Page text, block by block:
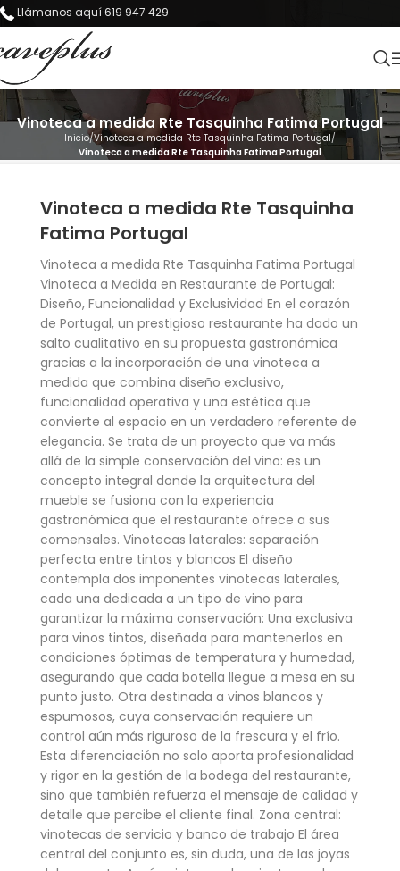
Llámanos aquí 619 947 429
Vinoteca a medida Rte Tasquinha Fatima Portugal
Inicio Vinoteca a medida Rte Tasquinha Fatima Portugal
Vinoteca a medida Rte Tasquinha Fatima Portugal
Vinoteca a medida Rte Tasquinha
Fatima Portugal
Vinoteca a medida Rte Tasquinha Fatima Portugal
Vinoteca a Medida en Restaurante de Portugal:
Diseño, Funcionalidad y Exclusividad En el corazón
de Portugal, un prestigioso restaurante ha dado un
salto cualitativo en su propuesta gastronómica
gracias a la incorporación de una vinoteca a
medida que combina diseño exclusivo,
funcionalidad operativa y una estética que
convierte al espacio en un verdadero referente de
elegancia. Se trata de un proyecto que va más
allá de la simple conservación del vino: es un
concepto integral donde la arquitectura del
mueble se fusiona con la experiencia
gastronómica que el restaurante ofrece a sus
comensales. Vinotecas laterales: separación
perfecta entre tintos y blancos El diseño
contempla dos imponentes vinotecas laterales,
cada una dedicada a un tipo de vino para
garantizar la máxima conservación: Una exclusiva
para vinos tintos, diseñada para mantenerlos en
condiciones óptimas de temperatura y humedad,
asegurando que cada botella llegue a mesa en su
punto justo. Otra destinada a vinos blancos y
espumosos, cuya conservación requiere un
control aún más riguroso de la frescura y el frío.
Esta diferenciación no solo aporta profesionalidad
y rigor en la gestión de la bodega del restaurante,
sino que también refuerza el mensaje de calidad y
detalle que percibe el cliente final. Zona central:
vinotecas de servicio y banco de trabajo El área
central del conjunto es, sin duda, una de las joyas